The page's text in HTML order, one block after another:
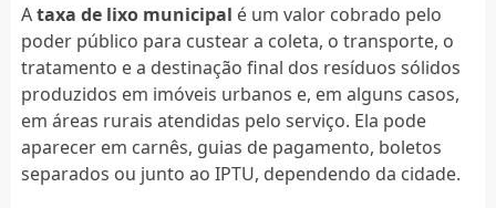
Ataxa de lixo municipal é um valor cobrado pelo
poder público para custear a coleta, o transporte, o
tratamento e a destinação final dos resíduos sólidos
produzidos em imóveis urbanos e, em alguns casos,
em áreas rurais atendidas pelo serviço. Ela pode
aparecer em carnês, guias de pagamento, boletos
separados ou junto ao IPTU, dependendo da cidade.